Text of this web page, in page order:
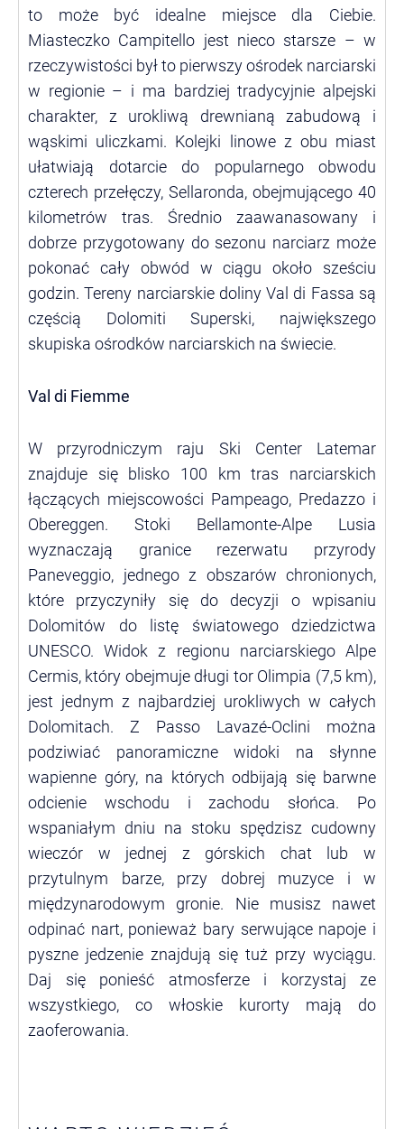
to może być idealne miejsce dla Ciebie.
Miasteczko Campitello jest nieco starsze – w
rzeczywistości był to pierwszy ośrodek narciarski
w regionie – i ma bardziej tradycyjnie alpejski
charakter, z urokliwą drewnianą zabudową i
wąskimi uliczkami. Kolejki linowe z obu miast
ułatwiają dotarcie do popularnego obwodu
czterech przełęczy, Sellaronda, obejmującego 40
kilometrów tras. Średnio zaawanasowany i
dobrze przygotowany do sezonu narciarz może
pokonać cały obwód w ciągu około sześciu
godzin. Tereny narciarskie doliny Val di Fassa są
częścią Dolomiti Superski, największego
skupiska ośrodków narciarskich na świecie.
Val di Fiemme
W przyrodniczym raju Ski Center Latemar
znajduje się blisko 100 km tras narciarskich
łączących miejscowości Pampeago, Predazzo i
Obereggen. Stoki Bellamonte-Alpe Lusia
wyznaczają granice rezerwatu przyrody
Paneveggio, jednego z obszarów chronionych,
które przyczyniły się do decyzji o wpisaniu
Dolomitów do listę światowego dziedzictwa
UNESCO. Widok z regionu narciarskiego Alpe
Cermis, który obejmuje długi tor Olimpia (7,5 km),
jest jednym z najbardziej urokliwych w całych
Dolomitach. Z Passo Lavazé-Oclini można
podziwiać panoramiczne widoki na słynne
wapienne góry, na których odbijają się barwne
odcienie wschodu i zachodu słońca. Po
wspaniałym dniu na stoku spędzisz cudowny
wieczór w jednej z górskich chat lub w
przytulnym barze, przy dobrej muzyce i w
międzynarodowym gronie. Nie musisz nawet
odpinać nart, ponieważ bary serwujące napoje i
pyszne jedzenie znajdują się tuż przy wyciągu.
Daj się ponieść atmosferze i korzystaj ze
wszystkiego, co włoskie kurorty mają do
zaoferowania.